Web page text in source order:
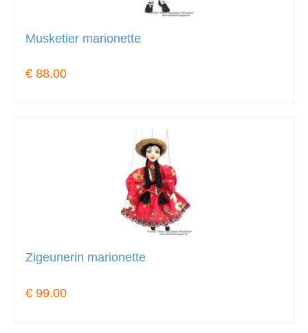
Musketier marionette
€ 88.00
Zigeunerin marionette
€ 99.00